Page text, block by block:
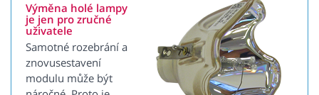
Výměna holé lampy
je jen pro zručné
uživatele
Samotné rozebrání a
znovusestavení
modulu může být